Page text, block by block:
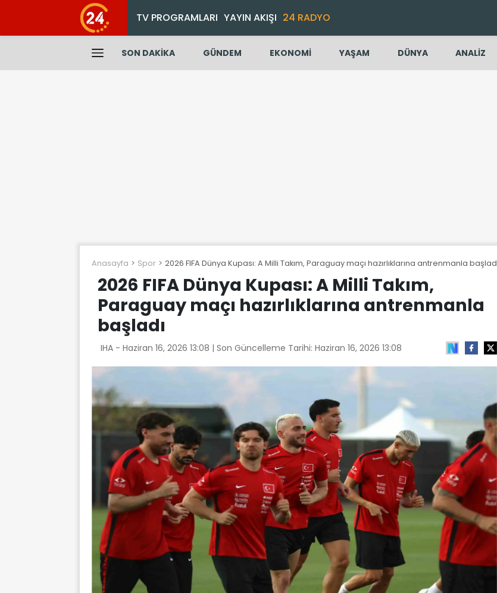
TV PROGRAMLARI YAYIN AKIŞI 24 RADYO
SON DAKİKA GÜNDEM EKONOMİ YAŞAM DÜNYA ANALİZ
Anasayfa Spor 2026 FIFA Dünya Kupası: A Milli Takım, Paraguay maçı hazırlıklarına antrenmanla başladı
2026 FIFA Dünya Kupası: A Milli Takım,
Paraguay maçı hazırlıklarına antrenmanla
başladı
IHA - Haziran 16, 2026 13:08 | Son Güncelleme Tarihi: Haziran 16, 2026 13:08